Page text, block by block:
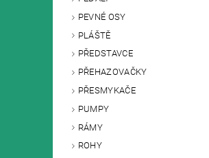
PEVNÉ OSY
PLÁŠTĚ
PŘEDSTAVCE
PŘEHAZOVAČKY
PŘESMYKAČE
PUMPY
RÁMY
ROHY